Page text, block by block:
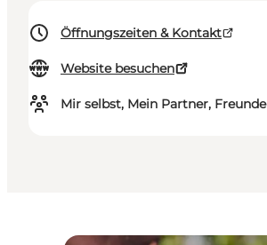
Öffnungszeiten & Kontakt
Website besuchen
Mir selbst, Mein Partner, Freunde